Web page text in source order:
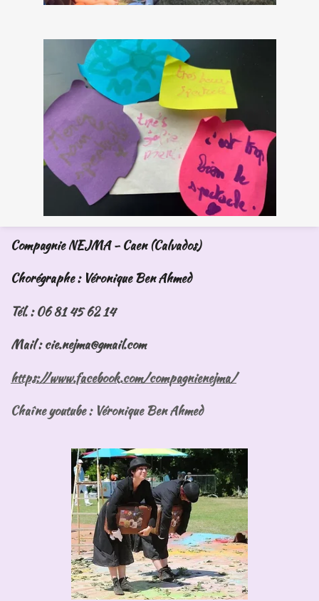
Compagnie NEJMA - Caen (Calvados)
Chorégraphe : Véronique Ben Ahmed
Tél. : 06 81 45 62 14
Mail : cie.nejma@gmail.com
https://www.facebook.com/compagnienejma/
Chaîne youtube : Véronique Ben Ahmed